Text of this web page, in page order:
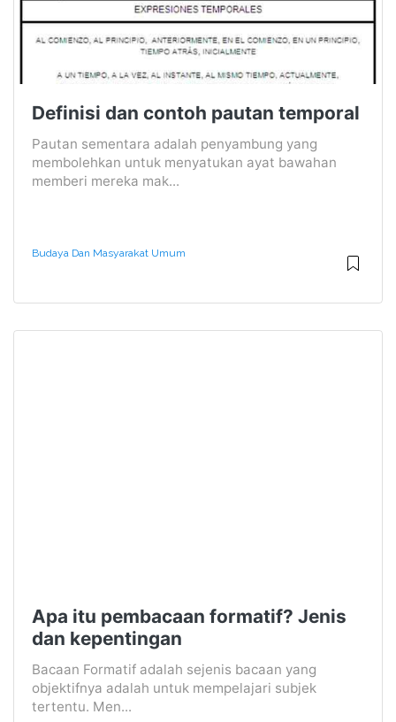
Definisi dan contoh pautan temporal
Pautan sementara adalah penyambung yang
membolehkan untuk menyatukan ayat bawahan
memberi mereka mak...
Budaya Dan Masyarakat Umum
Apa itu pembacaan formatif? Jenis
dan kepentingan
Bacaan Formatif adalah sejenis bacaan yang
objektifnya adalah untuk mempelajari subjek
tertentu. Men...